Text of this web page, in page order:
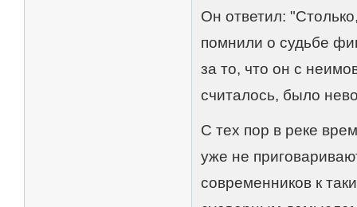
Он ответил:
помнили о судьбе
за то, что он с
считалось, было
С тех пор в реке
уже не
современников к